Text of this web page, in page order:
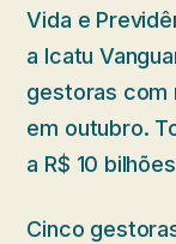
Vida e
a Icatu
gestoras com
em outubro.
a R$ 10
Cinco